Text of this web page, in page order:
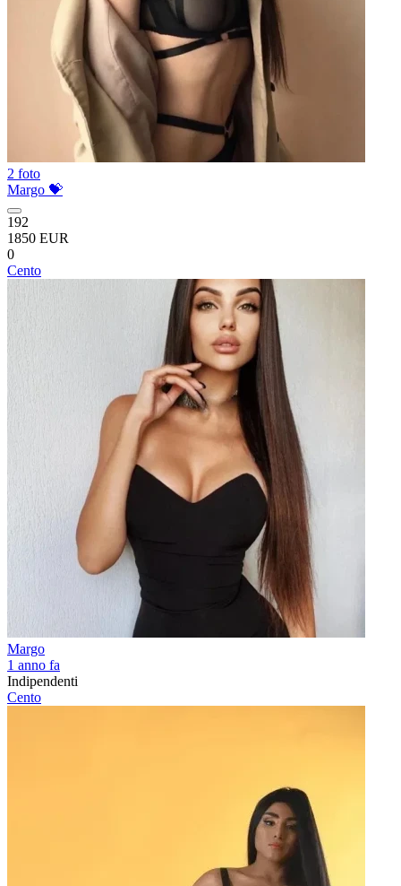
2 foto
Margo 💝
192
1850 EUR
0
Cento
Margo
1 anno fa
Indipendenti
Cento